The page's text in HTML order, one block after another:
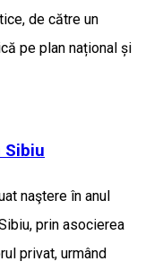
de către un
pe plan național și
Sibiu
naştere în anul
prin asocierea
privat, urmând